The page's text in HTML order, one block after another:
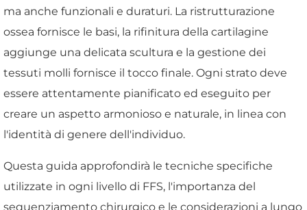
ma anche funzionali e duraturi. La ristrutturazione
ossea fornisce le basi, la rifinitura della cartilagine
aggiunge una delicata scultura e la gestione dei
tessuti molli fornisce il tocco finale. Ogni strato deve
essere attentamente pianificato ed eseguito per
creare un aspetto armonioso e naturale, in linea con
l'identità di genere dell'individuo.
Questa guida approfondirà le tecniche specifiche
utilizzate in ogni livello di FFS, l'importanza del
sequenziamento chirurgico e le considerazioni a lungo